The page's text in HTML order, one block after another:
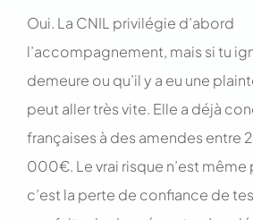
Oui. La CNIL privilégie d’abord
l’accompagnement, mais si tu
demeure ou qu’il y a eu une
peut aller très vite. Elle a déjà
françaises à des amendes
000€. Le vrai risque n’est même
c’est la perte de confiance de